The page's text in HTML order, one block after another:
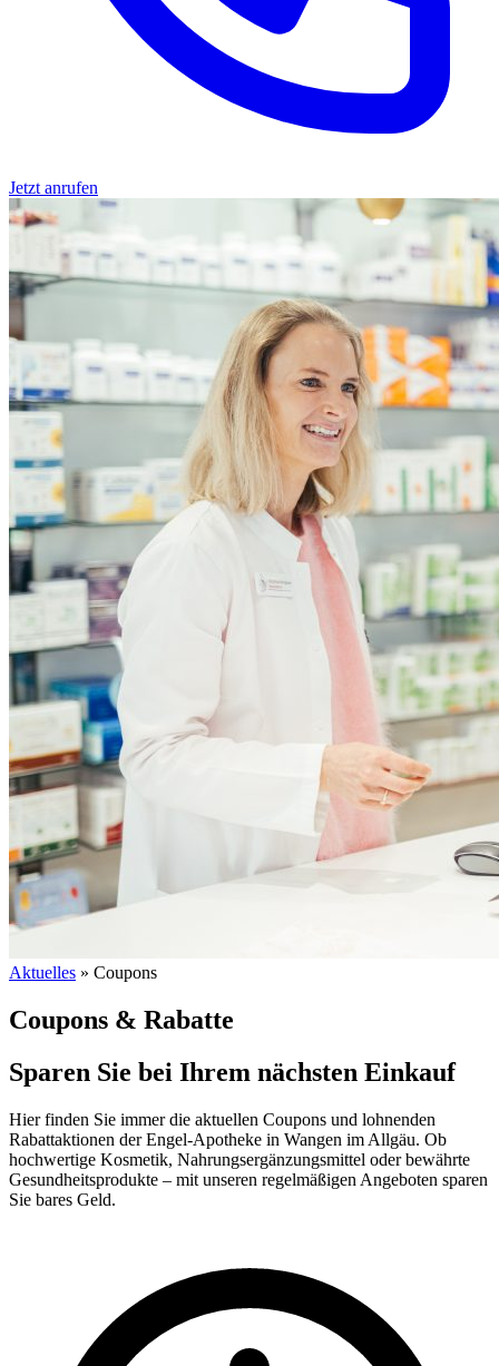
Jetzt anrufen
Aktuelles » Coupons
Coupons & Rabatte
Sparen Sie bei Ihrem nächsten Einkauf
Hier finden Sie immer die aktuellen Coupons und lohnenden
Rabattaktionen der Engel-Apotheke in Wangen im Allgäu. Ob
hochwertige Kosmetik, Nahrungsergänzungsmittel oder bewährte
Gesundheitsprodukte – mit unseren regelmäßigen Angeboten sparen
Sie bares Geld.